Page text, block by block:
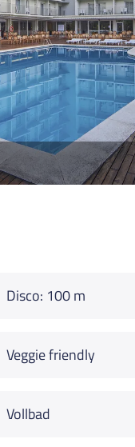
Disco: 100 m
Veggie friendly
Vollbad